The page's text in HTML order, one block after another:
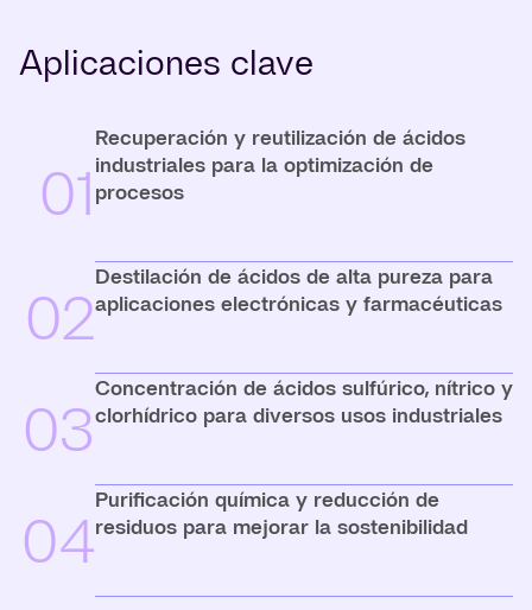
Aplicaciones clave
01
Recuperación y reutilización de ácidos
industriales para la optimización de
procesos
02
Destilación de ácidos de alta pureza para
aplicaciones electrónicas y farmacéuticas
03
Concentración de ácidos sulfúrico, nítrico y
clorhídrico para diversos usos industriales
04
Purificación química y reducción de
residuos para mejorar la sostenibilidad